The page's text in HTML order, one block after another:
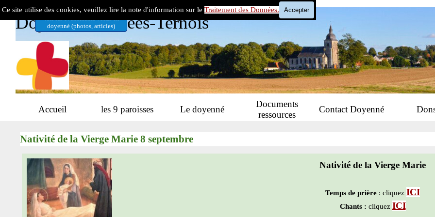
Ce site utilise des cookies, veuillez lire la note d'information sur le Traitement des Données. Accepter
Doyenné 7 Vallées-Ternois
doyenné (photos, articles)
Accueil les 9 paroisses ▼
Le doyenné
Documents
ressources
Contact Doyenné
Nativité de la Vierge Marie 8 septembre
Nativité de la Vierge Marie
Temps de prière : cliquez ICI
Chants : cliquez ICI